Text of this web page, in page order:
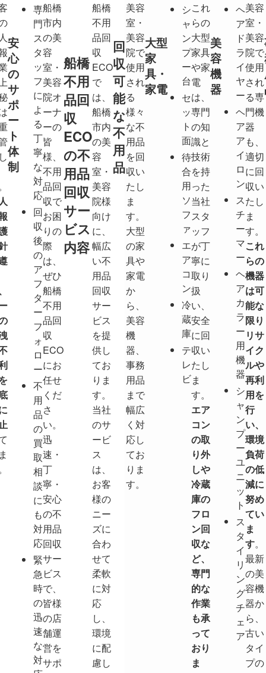
安
心
の
サ
ポ
ー
ト
体
制
専
門
ス
タ
ッ
フ
に
よ
る
丁
寧
な
対
応
回
収
後
の
ア
フ
タ
ー
フ
ォ
ロ
ー
不
用
品
の
買
取
相
談
に
も
対
応
緊
急
時
の
迅
速
な
対
船橋
市内
の美
容
室・
美容
院オ
ーナ
ーの
皆
様、
不用
品回
収で
お困
りの
際
は、
ぜひ
船橋
不用
品回
収
ECO
にお
任せ
くだ
さ
い。
迅
速・
丁
寧・
安心
の不
用品
回収
サー
ビス
で、
皆様
の店
舗運
営を
サポ
船橋
不用
品回
収
ECO
の不
用品
回収
サー
ビス
内容
船橋
不用
品回
収
ECO
で
は、
船橋
市内
の美
容
室・
美容
院様
向け
に、
幅広
い不
用品
回収
サー
ビス
を提
供し
てお
りま
す。
当社
のサ
ービ
ス
は、
お客
様の
ニー
ズに
合わ
せて
柔軟
に対
応
し、
環境
に配
慮し
回
収
可
能
な
不
用
品
美容
室・
美容
院で
使用
され
る
様々
な不
用品
を回
収い
たし
ま
す。
大型
の家
具や
家電
か
ら、
美容
機
器、
事務
用品
まで
幅広
く対
応し
てお
りま
す。
大型
家
具・
家電
シ
ャ
ン
プ
ー
台
セ
ッ
ト
面
待
合
用
ソ
フ
ァ
エ
ア
コ
ン
冷
蔵
庫
テ
レ
ビ
これ
らの
大型
家具
や家
電
は、
専門
の知
識と
技術
を持
った
当社
スタ
ッフ
が丁
寧に
取り
扱
い、
安全
に回
収い
たし
ま
す。
エア
コン
の取
り外
しや
冷蔵
庫の
フロ
ン回
収な
ど、
専門
的な
作業
も承
って
おり
ま
美
容
機
器
ヘ
ア
ド
ラ
イ
ヤ
ー
ヘ
ア
ア
イ
ロ
ン
ス
チ
ー
マ
ー
ヘ
ア
カ
ラ
ー
用
機
器
シ
ャ
ン
プ
ー
ユ
ニ
ッ
ト
ス
タ
イ
リ
ン
グ
チ
ェ
ア
美容
室・
美容
院で
使用
され
る専
門機
器
も、
適切
に回
収い
たし
ま
す。
これ
らの
機器
は可
能な
限り
リサ
イク
ルや
再利
用を
行
い、
環境
負荷
の低
減に
努め
てい
ま
す。
最新
の美
容機
器か
ら、
古い
タイ
プの